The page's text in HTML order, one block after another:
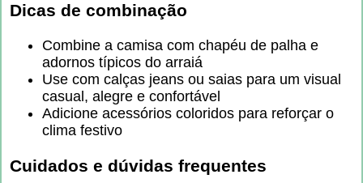
Dicas de combinação
Combine a camisa com chapéu de palha e
adornos típicos do arraiá
Use com calças jeans ou saias para um visual
casual, alegre e confortável
Adicione acessórios coloridos para reforçar o
clima festivo
Cuidados e dúvidas frequentes